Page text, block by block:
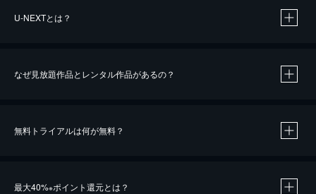
U-NEXTとは？
なぜ見放題作品とレンタル作品があるの？
無料トライアルは何が無料？
最大40%※ポイント還元とは？